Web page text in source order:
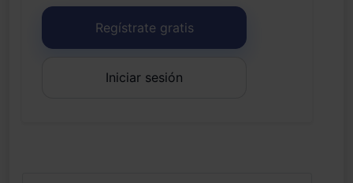
Regístrate gratis
Iniciar sesión